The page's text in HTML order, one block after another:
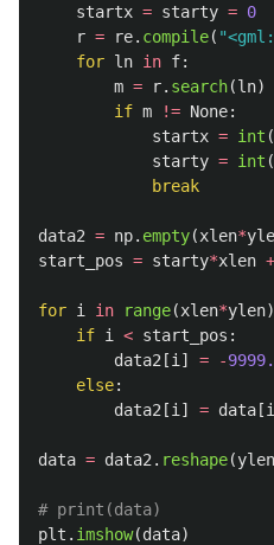
startx = starty = 0
r = re. compile( "
for ln in f:
m = r. search(ln)
if m != None:
startx = int (
starty = int (
break
data2 = np. empty(xlen*
start_pos = starty*xlen +
for i in range(xlen*ylen
if i < start_pos :
data2 [i ] = -9999.
else:
data2 [i ] = data [i
data = data2 . reshape(ylen
plt . imshow(data)